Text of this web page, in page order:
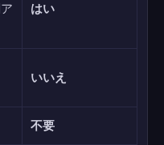
はい
いいえ
不要